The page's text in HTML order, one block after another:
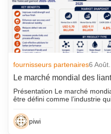
fournisseurs partenaires6
Le marché mondial des
Présentation Le marché
être défini comme l’industrie
piwi